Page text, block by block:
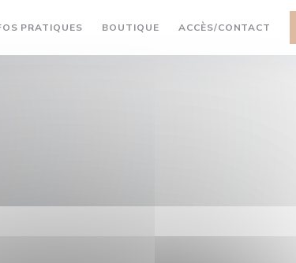
PRATIQUES BOUTIQUE((OUVRE UNE NOUVELLE
ACCÈS/CONTACT